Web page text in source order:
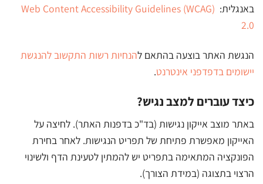
באנגלית: Web Content Accessibility Guidelines (WCAG)
2.0
הנגשת האתר בוצעה בהתאם להנחיות רשות התקשוב להנגשת
יישומים בדפדפני אינטרנט.
כיצד עוברים למצב נגיש?
באתר מוצב אייקון נגישות (בד"כ בדפנות האתר). לחיצה על
האייקון מאפשרת פתיחת של תפריט הנגישות. לאחר בחירת
הפונקציה המתאימה בתפריט יש להמתין לטעינת הדף ולשינוי
הרצוי בתצוגה (במידת הצורך).